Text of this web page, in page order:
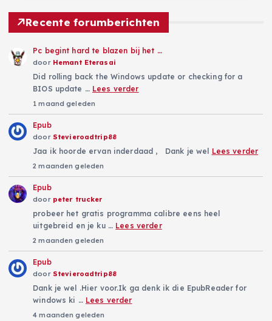
Recente forumberichten
Pc begint hard te blazen bij het …
door Hemant Eterasai
Did rolling back the Windows update or checking for a
BIOS update … Lees verder
1 maand geleden
Epub
door Stevieroadtrip88
Jaa ik hoorde ervan inderdaad , Dank je wel Lees verder
2 maanden geleden
Epub
door peter trucker
probeer het gratis programma calibre eens heel
uitgebreid en je ku … Lees verder
2 maanden geleden
Epub
door Stevieroadtrip88
Dank je wel .Hier voor.Ik ga denk ik die EpubReader for
windows ki … Lees verder
4 maanden geleden